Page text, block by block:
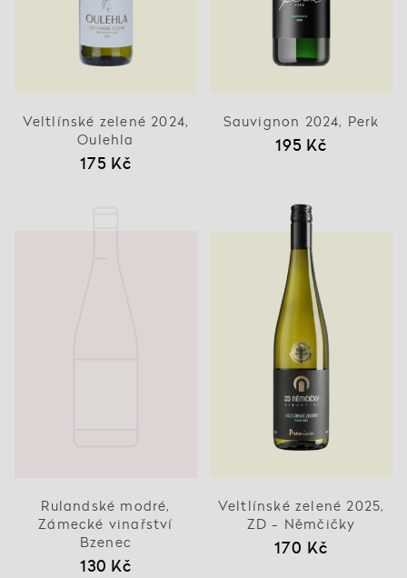
Veltlínské zelené 2024,
Oulehla
175 Kč
Sauvignon 2024, Perk
195 Kč
Rulandské modré,
Zámecké vinařství
Bzenec
130 Kč
Veltlínské zelené 2025,
ZD - Němčičky
170 Kč